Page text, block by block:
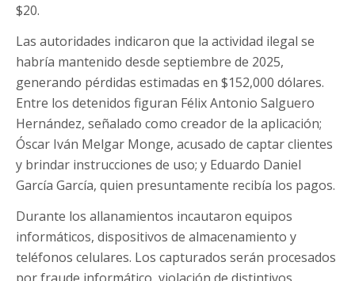
$20.
Las autoridades indicaron que la actividad ilegal se
habría mantenido desde septiembre de 2025,
generando pérdidas estimadas en $152,000 dólares.
Entre los detenidos figuran Félix Antonio Salguero
Hernández, señalado como creador de la aplicación;
Óscar Iván Melgar Monge, acusado de captar clientes
y brindar instrucciones de uso; y Eduardo Daniel
García García, quien presuntamente recibía los pagos.
Durante los allanamientos incautaron equipos
informáticos, dispositivos de almacenamiento y
teléfonos celulares. Los capturados serán procesados